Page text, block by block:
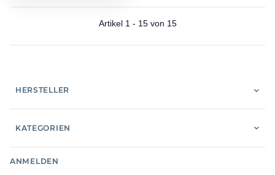
Artikel 1 - 15 von 15
HERSTELLER
KATEGORIEN
ANMELDEN